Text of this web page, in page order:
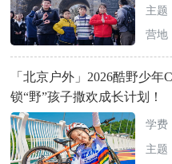
主题
营地
「北京户外」2026酷野少
锁“野”孩子撒欢成长计划！
学费
主题